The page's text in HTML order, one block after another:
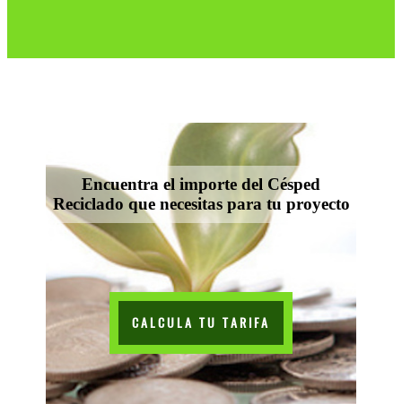
Encuentra el importe del Césped
Reciclado que necesitas para tu proyecto
CALCULA TU TARIFA